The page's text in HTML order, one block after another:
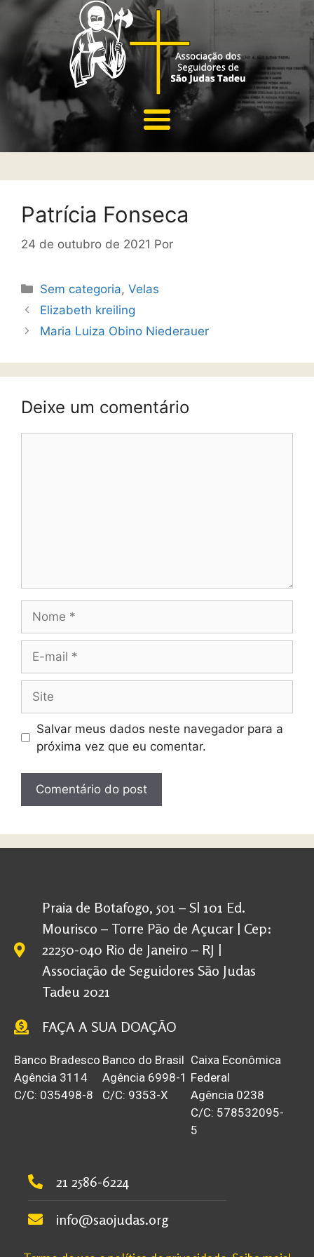
Patrícia Fonseca
24 de outubro de 2021 Por
Sem categoria,Velas
Elizabeth kreiling
Maria Luiza Obino Niederauer
Deixe um comentário
Salvar meus dados neste navegador para a
próxima vez que eu comentar.
Praia de Botafogo, 501 – Sl 101 Ed.
Mourisco – Torre Pão de Açucar | Cep:
22250-040 Rio de Janeiro – RJ |
Associação de Seguidores São Judas
Tadeu 2021
FAÇA A SUA DOAÇÃO
Banco Bradesco
Agência 3114
C/C: 035498-8
Banco do Brasil
Agência 6998-1
C/C: 9353-X
Caixa Econômica
Federal
Agência 0238
C/C: 578532095-
5
21 2586-6224
info@saojudas.org